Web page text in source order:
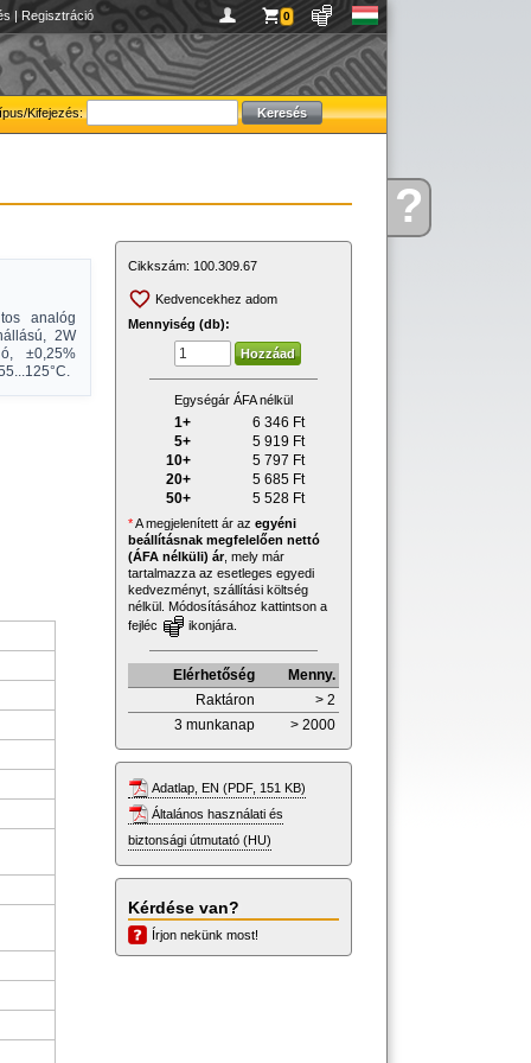
Kérdése?
| Regisztráció 0
Kifejezés:
analóg
2W
±0,25%
Cikkszám: 100.309.67
Kedvencekhez adom
Mennyiség (db):
Egységár ÁFA nélkül
1+ 6 346 Ft
5+
5 919 Ft
10+
5 797 Ft
20+
5 685 Ft
50+
5 528 Ft
*A megjelenített ár az egyéni
beállításnak megfelelően nettó
(ÁFA nélküli) ár, mely már
tartalmazza az esetleges egyedi
kedvezményt, szállítási költség
nélkül. Módosításához kattintson a
fejléc
ikonjára.
Elérhetőség
Menny.
Raktáron
> 2
3 munkanap
> 2000
Adatlap, EN (PDF, 151 KB)
Általános használati és
biztonsági útmutató (HU)
Kérdése van?
Írjon nekünk most!